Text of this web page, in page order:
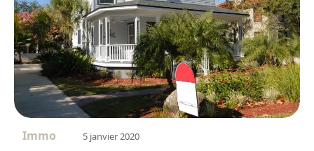
Immo 5 janvier 2020